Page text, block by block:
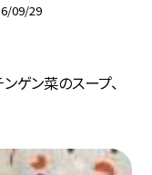
09/29
ゲン菜のスープ、